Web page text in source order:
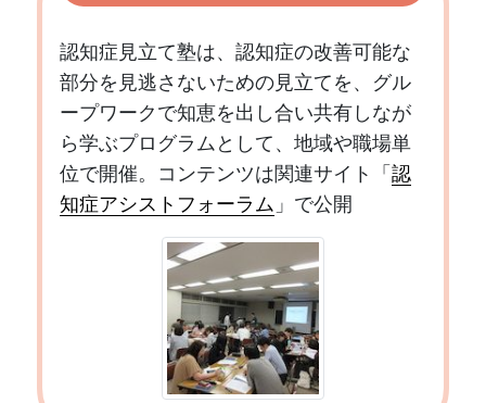
認知症見立て塾は、認知症の改善可能な
部分を見逃さないための見立てを、グル
ープワークで知恵を出し合い共有しなが
ら学ぶプログラムとして、地域や職場単
位で開催。コンテンツは関連サイト「認
知症アシストフォーラム 」で公開